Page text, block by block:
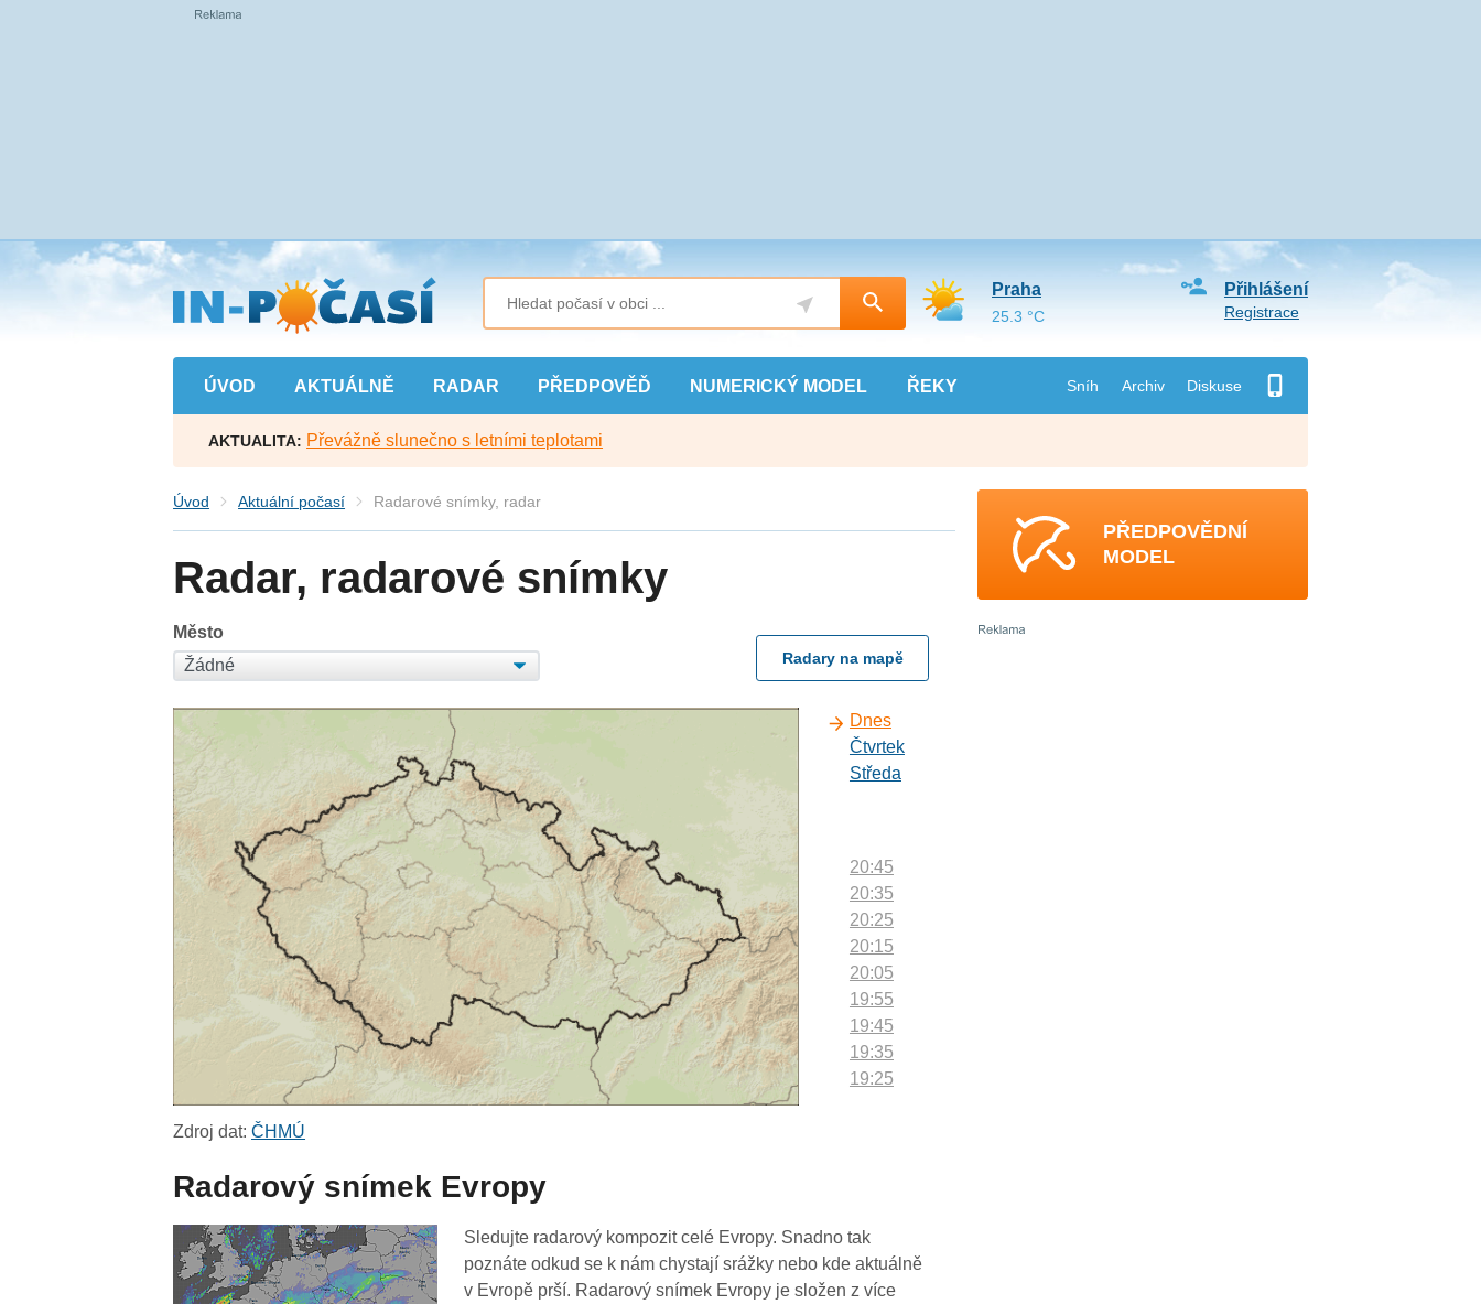
Přejít
na
hlavní
obsah
ÚVOD AKTUÁLNĚ RADAR PŘEDPOVĚĎ NUMERICKÝ MODEL ŘEKY Sníh Archiv Diskuse
Přihlášení
Registrace
Praha
25.3 °C
AKTUALITA: Převážně slunečno s letními teplotami
Úvod Aktuální počasí Radarové snímky, radar
Radar, radarové snímky
Město
Radary na mapě
Dnes
Čtvrtek
Středa
20:45
20:35
20:25
20:15
20:05
19:55
19:45
19:35
19:25
18:25
18:15
18:05
Zdroj dat:ČHMÚ
Radarový snímek Evropy
Sledujte radarový kompozit celé Evropy. Snadno tak
poznáte odkud se k nám chystají srážky nebo kde aktuálně
v Evropě prší. Radarový snímek Evropy je složen z více
PŘEDPOVĚDNÍ
MODEL